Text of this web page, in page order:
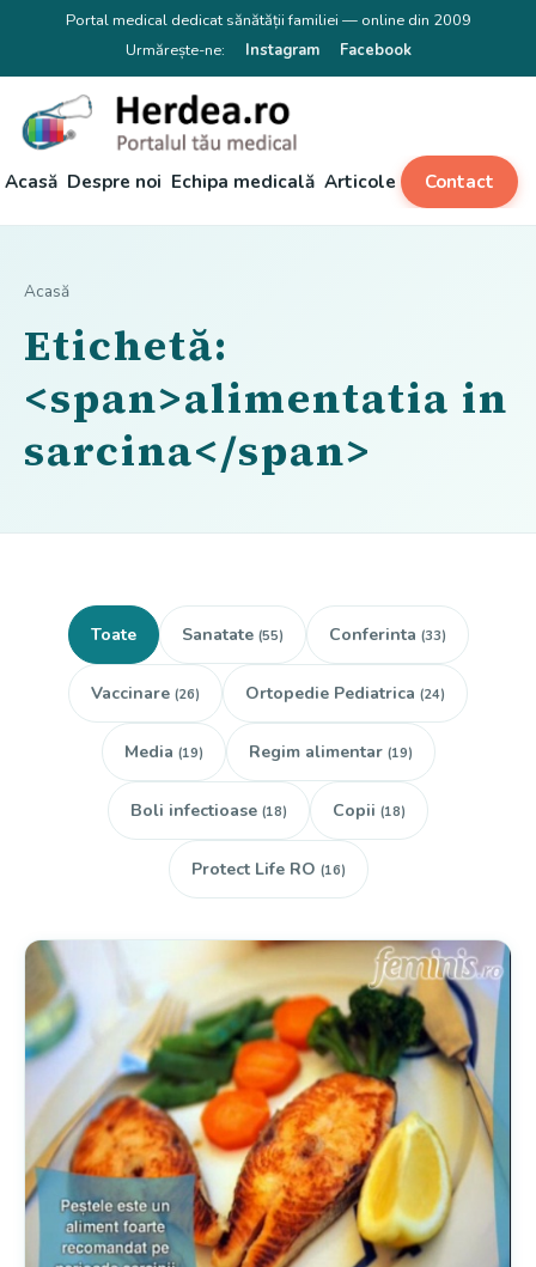
Portal medical dedicat sănătății familiei — online din 2009
Urmărește-ne:
Instagram Facebook
Acasă Despre noi Echipa medicală Articole Contact
Acasă
Etichetă:
<span>alimentatia in
sarcina</span>
Toate Sanatate (55) Conferinta (33)
Vaccinare (26) Ortopedie Pediatrica (24)
Media (19) Regim alimentar (19)
Boli infectioase (18) Copii (18)
Protect Life RO (16)